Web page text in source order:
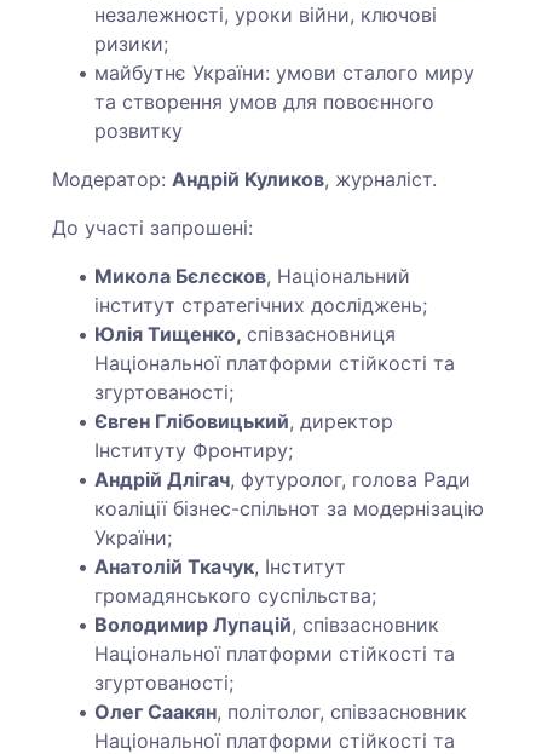
незалежності, уроки війни, ключові
ризики;
майбутнє України: умови сталого миру
та створення умов для повоєнного
розвитку
Модератор: Андрій Куликов, журналіст.
До участі запрошені:
Микола Бєлєсков, Національний
інститут стратегічних досліджень;
Юлія Тищенко,співзасновниця
Національної платформи стійкості та
згуртованості;
Євген Глібовицький, директор
Інституту Фронтиру;
Андрій Длігач, футуролог, голова Ради
коаліції бізнес-спільнот за модернізацію
України;
Анатолій Ткачук, Інститут
громадянського суспільства;
Володимир Лупацій, співзасновник
Національної платформи стійкості та
згуртованості;
Олег Саакян, політолог, співзасновник
Національної платформи стійкості та